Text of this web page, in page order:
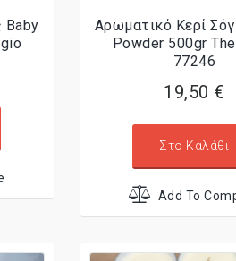
Baby
Αρωματικό Κερί
Powder 500gr
77246
19,50 €
Στο Καλάθι
Add To